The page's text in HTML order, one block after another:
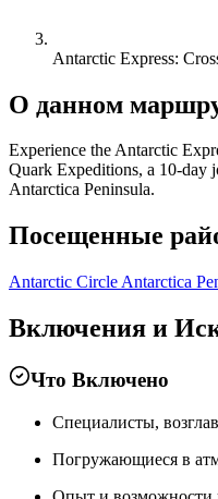
Antarctic Express:
О данном
Experience the Antarctic
Quark Expeditions, a 10-day
Antarctica Peninsula.
Посещенные
Antarctic Circle Antarctica
Включения и
Что Включено
Специалисты,
Погружающиеся в